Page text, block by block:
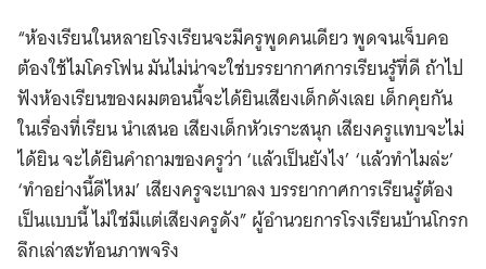
“ห้องเรียนในหลายโรงเรียนจะมีครูพูดคนเดียว พูดจนเจ็บคอ
ต้องใช้ไมโครโฟน มันไม่น่าจะใช่บรรยากาศการเรียนรู้ที่ดี ถ้าไป
ฟังห้องเรียนของผมตอนนี้จะได้ยินเสียงเด็กดังเลย เด็กคุยกัน
ในเรื่องที่เรียน นำเสนอ เสียงเด็กหัวเราะสนุก เสียงครูแทบจะไม่
ได้ยิน จะได้ยินคำถามของครูว่า ‘แล้วเป็นยังไง’ ‘แล้วทำไมล่ะ’
‘ทำอย่างนี้ดีไหม’ เสียงครูจะเบาลง บรรยากาศการเรียนรู้ต้อง
เป็นแบบนี้ ไม่ใช่มีแต่เสียงครูดัง” ผู้อำนวยการโรงเรียนบ้านโกรก
ลึกเล่าสะท้อนภาพจริง